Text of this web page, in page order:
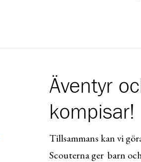
Äventyr
kompisar!
Tillsammans kan vi
Scouterna ger barn